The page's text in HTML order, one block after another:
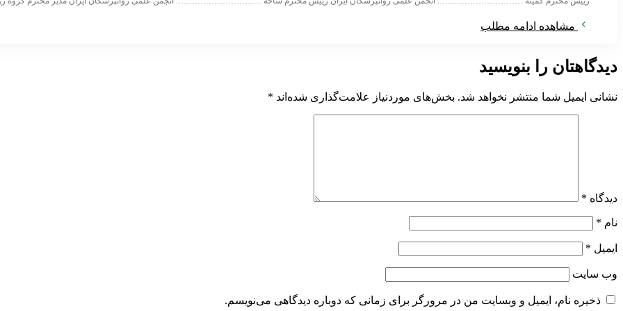
مشاهده ادامه مطلب
دیدگاهتان را بنویسید
نشانی ایمیل شما منتشر نخواهد شد. بخش‌های موردنیاز علامت‌گذاری شده‌اند *
دیدگاه *
نام *
ایمیل *
وب‌ سایت
ذخیره نام، ایمیل و وبسایت من در مرورگر برای زمانی که دوباره دیدگاهی می‌نویسم.